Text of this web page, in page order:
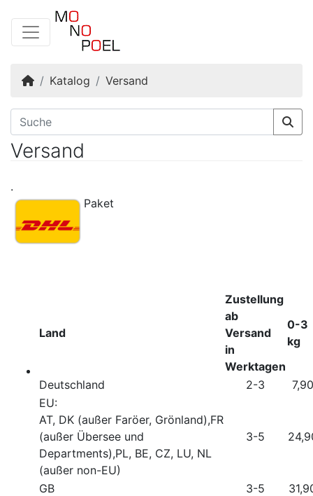
Startseite
Katalog Versand
Versand
.
Paket
Land
Zustellung
ab
Versand
in
Werktagen
0-3
kg
Deutschland 2-3
7,90
EU:
AT, DK (außer Faröer, Grönland),FR
(außer Übersee und
Departments),PL, BE, CZ, LU, NL
(außer non-EU)
3-5
GB 3-5